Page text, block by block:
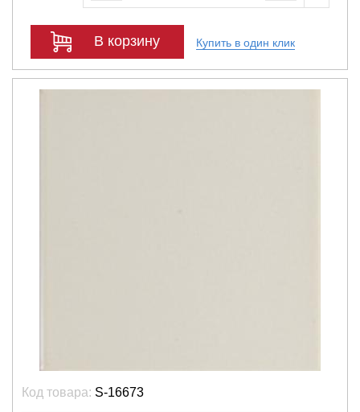
В корзину Купить в один клик
Код товара: S-16673